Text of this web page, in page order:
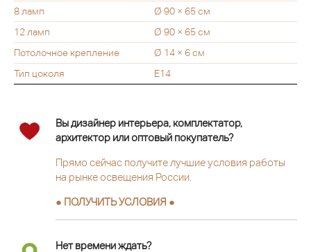
8 ламп
Ø 90 × 65 см
12 ламп
Ø 90 × 65 см
Потолочное крепление
Ø 14 × 6 см
Тип цоколя
Е14
Вы дизайнер интерьера, комплектатор,
архитектор или оптовый покупатель?
Прямо сейчас получите лучшие условия работы
на рынке освещения России.
● ПОЛУЧИТЬ УСЛОВИЯ ●
Нет времени ждать?